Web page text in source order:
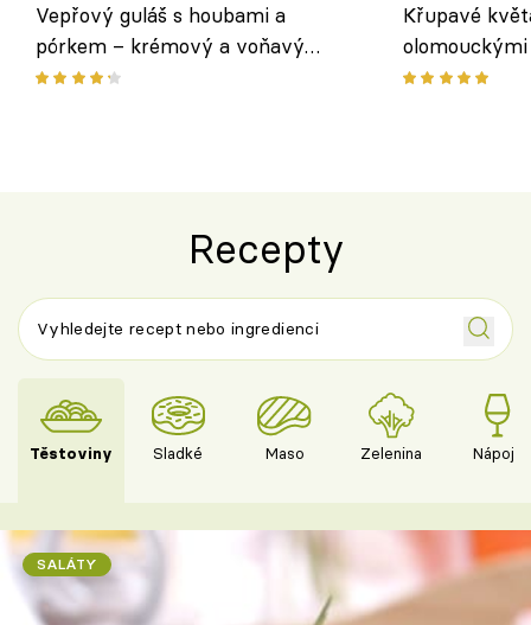
Vepřový guláš s houbami a
pórkem – krémový a voňavý
pokrm z jednoho hrnce
Křupavé
bezlepkový
Recepty
Těstoviny Sladké Maso Zelenina Nápoje
SALÁTY